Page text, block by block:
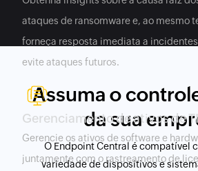
ataques de ransomware e, ao mesmo
forneça resposta imediata a
evite ataques futuros.
Gerenciamento de ativos de TI
Gerencie os ativos de software e
juntamente com o rastreamento de
Saiba mais sobre o assunto
Assuma o
da sua
O Endpoint Central é compatível
variedade de dispositivos e